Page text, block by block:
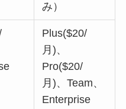
み）
Plus($20/
月)、
Pro($20/
月)、Team、
Enterprise